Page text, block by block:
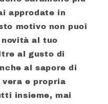
approdate in
motivo non puoi
novità al tuo
al gusto di
al sapore di
e propria
insieme, mai